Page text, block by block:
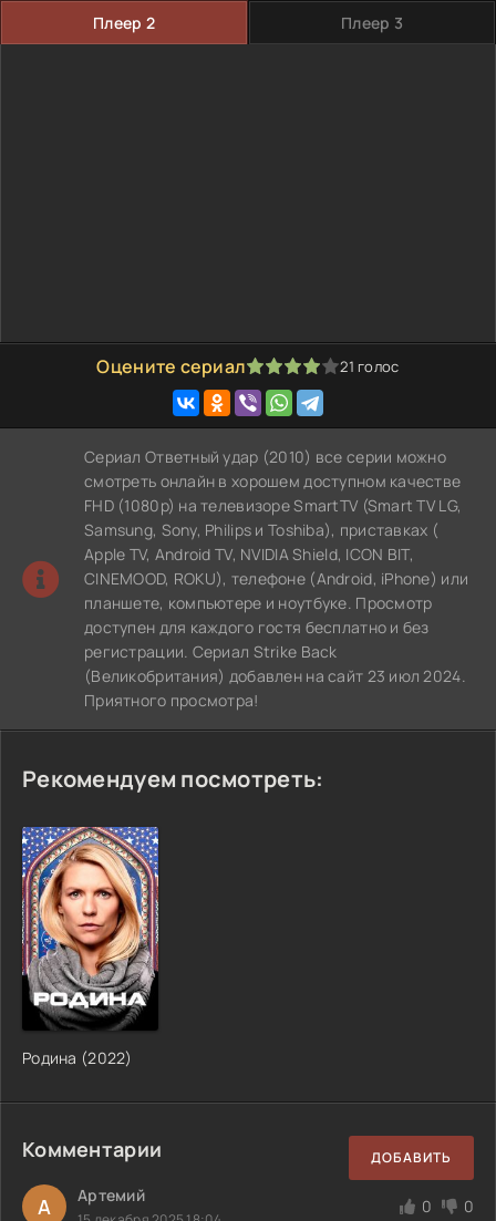
Плеер 2 Плеер 3
Оцените сериал
1 2 3 4 5 21 голос
Сериал Ответный удар (2010) все серии можно
смотреть онлайн в хорошем доступном качестве
FHD (1080p) на телевизоре SmartTV (Smart TV LG,
Samsung, Sony, Philips и Toshiba), приставках (
Apple TV, Android TV, NVIDIA Shield, ICON BIT,
CINEMOOD, ROKU), телефоне (Android, iPhone) или
планшете, компьютере и ноутбуке. Просмотр
доступен для каждого гостя бесплатно и без
регистрации. Сериал Strike Back
(Великобритания) добавлен на сайт 23 июл 2024.
Приятного просмотра!
Рекомендуем посмотреть:
Родина (2022)
Комментарии ДОБАВИТЬ
А Артемий
0 0